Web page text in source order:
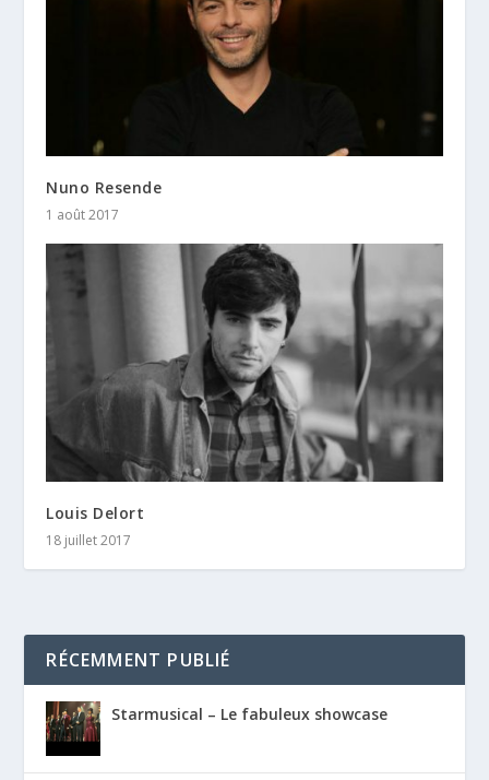
Nuno Resende
1 août 2017
Louis Delort
18 juillet 2017
RÉCEMMENT PUBLIÉ
Starmusical – Le fabuleux showcase